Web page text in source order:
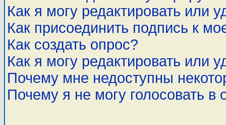
Как я могу редактировать или
Как присоединить подпись к
Как создать опрос?
Как я могу редактировать или
Почему мне недоступны
Почему я не могу голосовать в